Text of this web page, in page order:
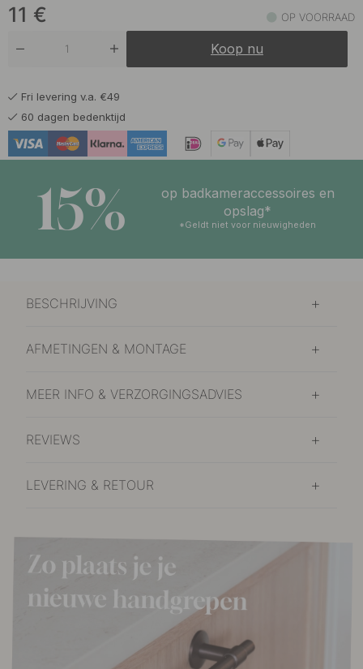
11 € OP VOORRAAD
Koop nu
Fri levering v.a. €49
60 dagen bedenktijd
15%
op badkameraccessoires en
opslag*
*Geldt niet voor nieuwigheden
BESCHRIJVING
AFMETINGEN & MONTAGE
MEER INFO & VERZORGINGSADVIES
REVIEWS
LEVERING & RETOUR